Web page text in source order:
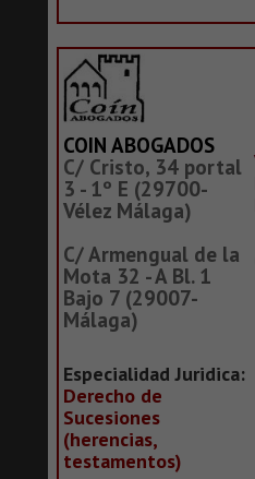
COIN ABOGADOS
C/ Cristo, 34 portal
3 - 1º E (29700-
Vélez Málaga)
C/ Armengual de la
Mota 32 - A Bl. 1
Bajo 7 (29007-
Málaga)
Especialidad Juridica:
Derecho de
Sucesiones
(herencias,
testamentos)